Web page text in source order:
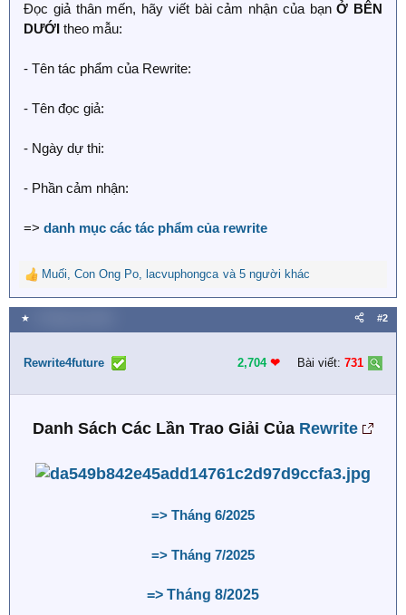
Đọc giả thân mến, hãy viết bài cảm nhận của bạnỞ BÊN
DƯỚI theo mẫu:
- Tên tác phẩm của Rewrite:
- Tên đọc giả:
- Ngày dự thi:
- Phần cảm nhận:
=> danh mục các tác phẩm của rewrite
R
e
a
c
i
n
Muối, Con Ong Po, lacvuphongca và 5 người khác
★ #2
Rewrite4future 2,704 ❤︎ Bài viết: 731
Danh Sách Các Lần Trao Giải Của Rewrite
=> Tháng 6/2025
=> Tháng 7/2025
=> Tháng 8/2025